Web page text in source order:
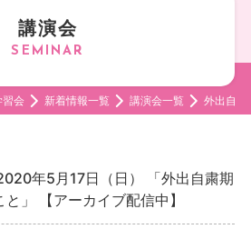
講演会
習会 新着情報一覧 講演会一覧 外出自粛
年5月17日（日） 「外出自粛期
」 【アーカイブ配信中】